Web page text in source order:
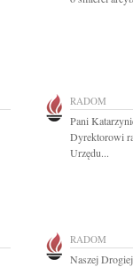
RADOM
Pani
Dyrektorowi
Urzędu...
RADOM
Naszej